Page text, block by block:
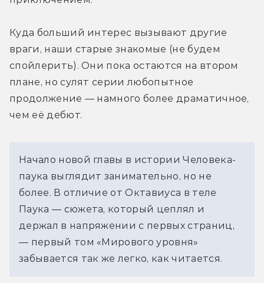
Куда больший интерес вызывают другие
враги, наши старые знакомые (не будем
спойлерить). Они пока остаются на втором
плане, но сулят серии любопытное
продолжение — намного более драматичное,
чем её дебют.
Начало новой главы в истории Человека-
паука выглядит занимательно, но не
более. В отличие от Октавиуса в теле
Паука — сюжета, который цеплял и
держал в напряжении с первых страниц,
— первый том «Мирового уровня»
забывается так же легко, как читается.